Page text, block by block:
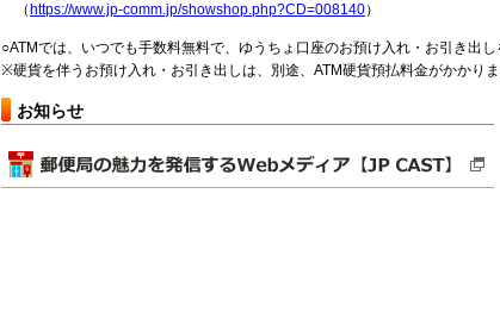
（ https://www.jp-comm.jp/showshop.php?CD=008140）
○ATMでは、いつでも手数料無料で、ゆうちょ口座のお預け入れ・お引き出し
※硬貨を伴うお預け入れ・お引き出しは、別途、ATM硬貨預払料金がかかりま
お知らせ